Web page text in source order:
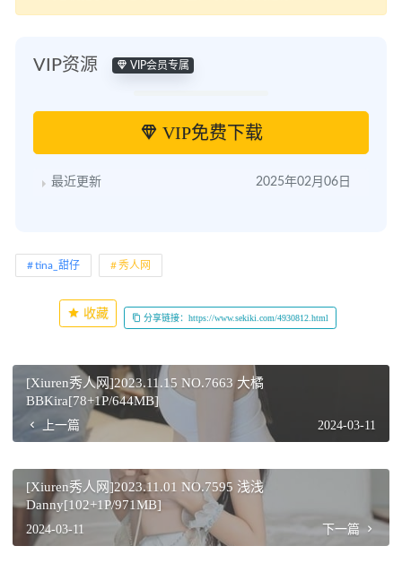
VIP资源 VIP会员专属
VIP免费下载
最近更新 2025年02月06日
tina_甜仔 秀人网
收藏 分享链接：https://www.sekiki.com/4930812.html
[Xiuren秀人网]2023.11.15 NO.7663 大橘
BBKira[78+1P/644MB]
上一篇 2024-03-11
[Xiuren秀人网]2023.11.01 NO.7595 浅浅
Danny[102+1P/971MB]
2024-03-11 下一篇